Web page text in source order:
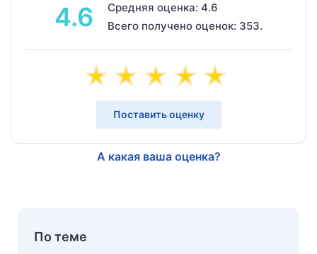
4.6
Средняя оценка: 4.6
Всего получено оценок: 353.
Поставить оценку
А какая ваша оценка?
По теме